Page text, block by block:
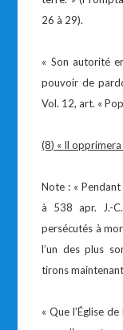
26 à 29).
« Son autorité
pouvoir de
Vol. 12, art. «
(8) « Il
Note : «
à 538 apr. J.-
persécutés à
l’un des plus
tirons
« Que l’Église